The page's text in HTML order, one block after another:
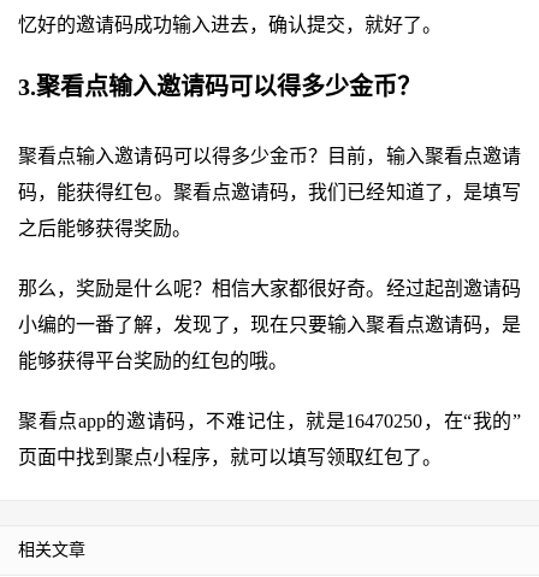
忆好的邀请码成功输入进去，确认提交，就好了。
3.聚看点输入邀请码可以得多少金币？
聚看点输入邀请码可以得多少金币？目前，输入聚看点邀请
码，能获得红包。聚看点邀请码，我们已经知道了，是填写
之后能够获得奖励。
那么，奖励是什么呢？相信大家都很好奇。经过起剖邀请码
小编的一番了解，发现了，现在只要输入聚看点邀请码，是
能够获得平台奖励的红包的哦。
聚看点app的邀请码，不难记住，就是16470250，在“我的”
页面中找到聚点小程序，就可以填写领取红包了。
相关文章